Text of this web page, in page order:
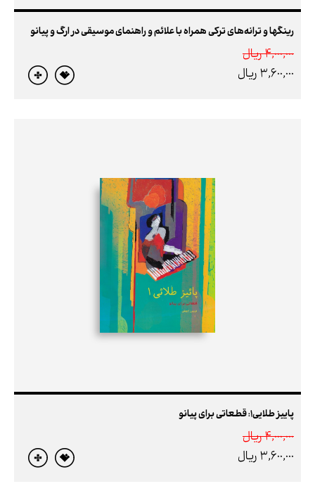
رینگها و ترانه‌های ترکی همراه با علائم و راهنمای موسیقی در ارگ و پیانو
4,000,000 ريال
3,600,000 ريال
پاییز طلایی1: قطعاتی برای پیانو
4,000,000 ريال
3,600,000 ريال